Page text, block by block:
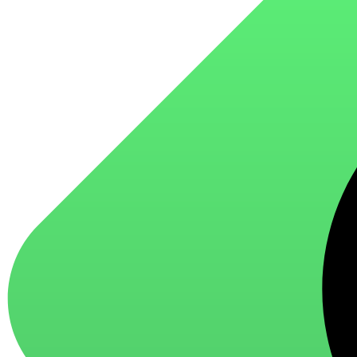
для ароматизации и нейтрализации запахов
для стирки и ухода за тканями
для ковров и текстильных изделий
специализированные чистящие средства
универсальные чистящие средства
дезинфицирующие средства
Автохимия и автокосметика
автоэмали
аэрозольные смазки